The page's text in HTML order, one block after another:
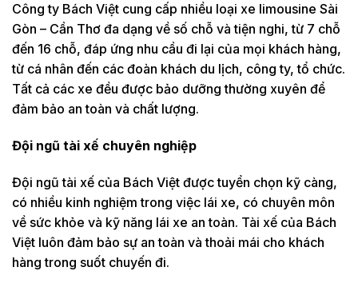
Công ty Bách Việt cung cấp nhiều loại xe limousine Sài
Gòn – Cần Thơ đa dạng về số chỗ và tiện nghi, từ 7 chỗ
đến 16 chỗ, đáp ứng nhu cầu đi lại của mọi khách hàng,
từ cá nhân đến các đoàn khách du lịch, công ty, tổ chức.
Tất cả các xe đều được bảo dưỡng thường xuyên để
đảm bảo an toàn và chất lượng.
Đội ngũ tài xế chuyên nghiệp
Đội ngũ tài xế của Bách Việt được tuyển chọn kỹ càng,
có nhiều kinh nghiệm trong việc lái xe, có chuyên môn
về sức khỏe và kỹ năng lái xe an toàn. Tài xế của Bách
Việt luôn đảm bảo sự an toàn và thoải mái cho khách
hàng trong suốt chuyến đi.